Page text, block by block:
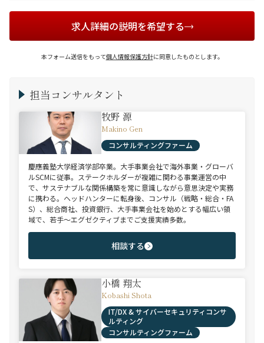
求人詳細の説明を希望する
本フォーム送信をもって個人情報保護方針に同意したものとします。
担当コンサルタント
牧野 源
Makino Gen
コンサルティングファーム
慶應義塾大学経済学部卒業。大手事業会社で海外事業・グローバ
ルSCMに従事。ステークホルダーが複雑に関わる事業運営の中
で、サステナブルな関係構築を常に意識しながら意思決定や実務
に携わる。ヘッドハンターに転身後、コンサル（戦略・総合・FA
S）、総合商社、投資銀行、大手事業会社を始めとする幅広い領
域で、若手～エグゼクティブまでご支援実績多数。
相談する
小橋 翔太
Kobashi Shota
IT/DX & サイバーセキュリティコンサ
ルティング
コンサルティングファーム